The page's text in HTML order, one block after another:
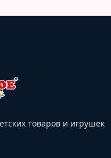
товаров и игрушек